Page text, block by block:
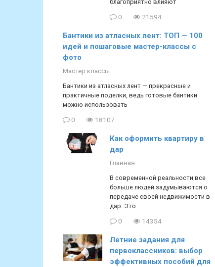
благоприятно влияют
0 21594
Бантики из атласных лент: ТОП — 100
идей и пошаговые мастер-классы с
фото
Мастер классы
Бантики из атласных лент — прекрасные и
практичные поделки, ведь готовые бантики
можно использовать
0 18107
Как оформить квартиру в
дар
Главная
В современной реальности все
больше людей задумываются о
передаче своей недвижимости в
дар. Это
0 14354
Летние задания для
первоклассников: выбор
эффективных пособий для